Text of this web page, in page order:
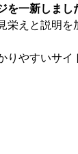
を一新しまし
えと説明を
りやすいサイ